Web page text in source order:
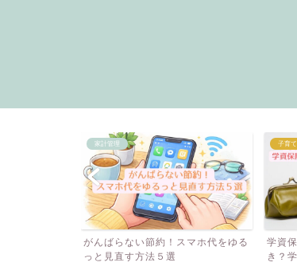
家計管理
がんばらない節約！スマホ代をゆる
っと見直す方法５選
子育て
学資
き？学